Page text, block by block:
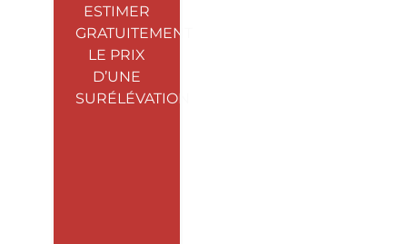
ESTIMER
GRATUITEMENT
LE PRIX
D’UNE
SURÉLÉVATION